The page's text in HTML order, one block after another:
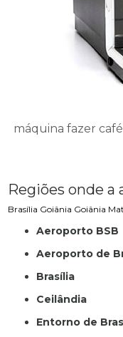
máquina fazer
Regiões onde a
Brasília Goiânia Goiânia
Aeroporto BSB
Aeroporto de
Brasília
Ceilândia
Entorno de